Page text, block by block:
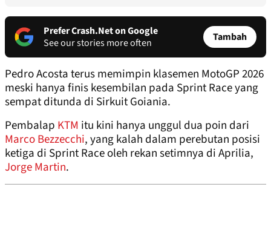
Prefer Crash.Net on Google
See our stories more often
Tambah
Pedro Acosta terus memimpin klasemen MotoGP 2026
meski hanya finis kesembilan pada Sprint Race yang
sempat ditunda di Sirkuit Goiania.
Pembalap KTM itu kini hanya unggul dua poin dari
Marco Bezzecchi, yang kalah dalam perebutan posisi
ketiga di Sprint Race oleh rekan setimnya di Aprilia,
Jorge Martin.